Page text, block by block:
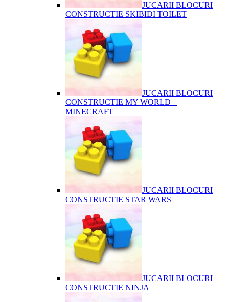
JUCARII BLOCURI
CONSTRUCTIE SKIBIDI TOILET
JUCARII BLOCURI
CONSTRUCTIE MY WORLD –
MINECRAFT
JUCARII BLOCURI
CONSTRUCTIE STAR WARS
JUCARII BLOCURI
CONSTRUCTIE NINJA